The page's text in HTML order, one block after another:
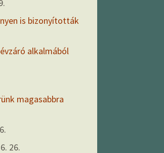
is bizonyították
alkalmából
magasabbra
26.